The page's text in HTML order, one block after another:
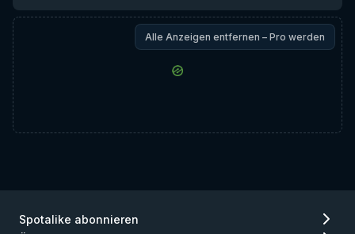
Alle Anzeigen entfernen – Pro werden
Spotalike abonnieren